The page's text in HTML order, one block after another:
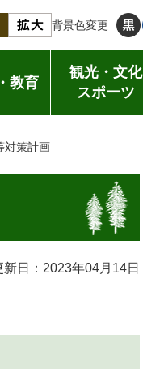
背景色変更
教育
観光・文化
スポーツ
対策計画
新日：2023年04月14日